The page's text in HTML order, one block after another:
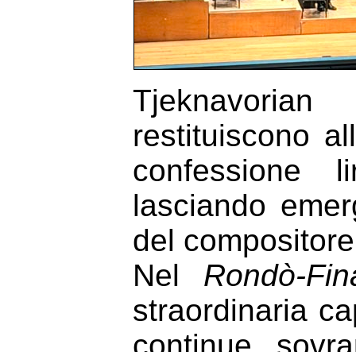
restituiscono
confessione
lasciando
del
Nel Rondò-
straordinaria